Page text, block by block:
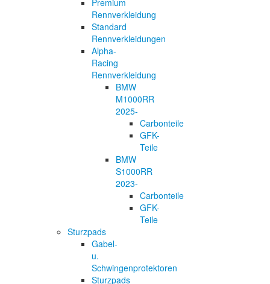
Rennverkleidung
Standard
Rennverkleidungen
Alpha-
Racing
Rennverkleidung
BMW
M1000RR
2025-
Carbonteile
GFK-
Teile
BMW
S1000RR
2023-
Carbonteile
GFK-
Teile
Sturzpads
Gabel-
u.
Schwingenprotektoren
Sturzpads